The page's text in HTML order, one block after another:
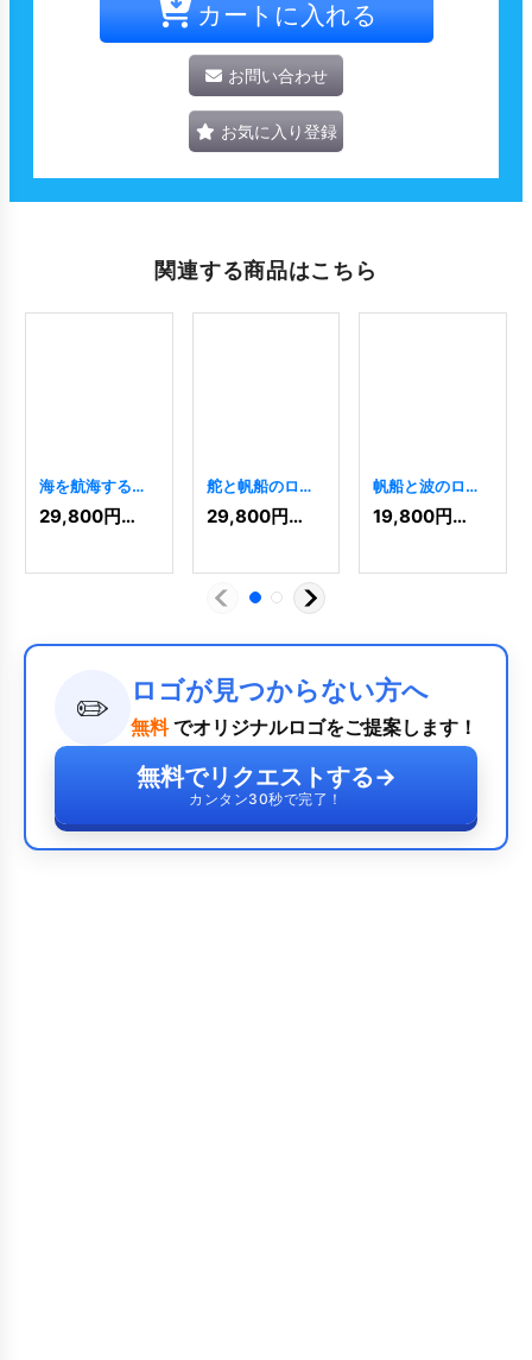
カートに入れる
お問い合わせ
お気に入り登録
関連する商品はこちら
海を航海する帆
船のロゴ[8631
29,800円(税込)
舵と帆船のロゴ
[5841]
29,800円(税込)
帆船と波のロゴ
[5704]
19,800円(税込)
✏️ ロゴが見つからない方へ
無料 でオリジナルロゴをご提案します！
無料でリクエストする→
カンタン30秒で完了！